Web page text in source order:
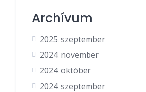
Archívum
2025. szeptember
2024. november
2024. október
2024. szeptember